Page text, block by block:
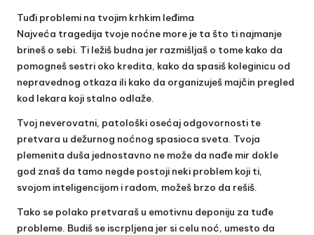
Tuđi problemi na tvojim krhkim leđima
Najveća tragedija tvoje noćne more je ta što ti najmanje
brineš o sebi. Ti ležiš budna jer razmišljaš o tome kako da
pomogneš sestri oko kredita, kako da spasiš koleginicu od
nepravednog otkaza ili kako da organizuješ majčin pregled
kod lekara koji stalno odlaže.
Tvoj neverovatni, patološki osećaj odgovornosti te
pretvara u dežurnog noćnog spasioca sveta. Tvoja
plemenita duša jednostavno ne može da nađe mir dokle
god znaš da tamo negde postoji neki problem koji ti,
svojom inteligencijom i radom, možeš brzo da rešiš.
Tako se polako pretvaraš u emotivnu deponiju za tuđe
probleme. Budiš se iscrpljena jer si celu noć, umesto da